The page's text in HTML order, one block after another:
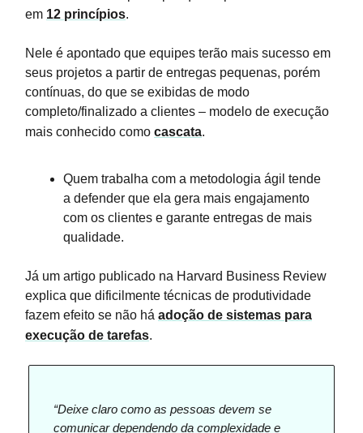
em 12 princípios.
Nele é apontado que equipes terão mais sucesso em
seus projetos a partir de entregas pequenas, porém
contínuas, do que se exibidas de modo
completo/finalizado a clientes – modelo de execução
mais conhecido como cascata.
Quem trabalha com a metodologia ágil tende
a defender que ela gera mais engajamento
com os clientes e garante entregas de mais
qualidade.
Já um artigo publicado na Harvard Business Review
explica que dificilmente técnicas de produtividade
fazem efeito se não há adoção de sistemas para
execução de tarefas.
“Deixe claro como as pessoas devem se
comunicar dependendo da complexidade e